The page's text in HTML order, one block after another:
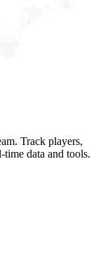
Track players,
data and tools.